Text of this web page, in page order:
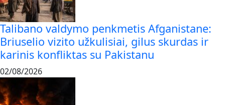
Talibano valdymo penkmetis Afganistane:
Briuselio vizito užkulisiai, gilus skurdas ir
karinis konfliktas su Pakistanu
02/08/2026